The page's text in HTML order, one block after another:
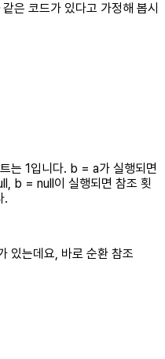
은 코드가 있다고 가정해 봅시
는 1입니다. b = a가 실행되면
b = null이 실행되면 참조 횟
.
있는데요, 바로 순환 참조